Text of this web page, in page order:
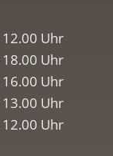
Uhr
Uhr
Uhr
Uhr
Uhr